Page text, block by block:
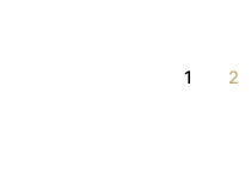
1 2